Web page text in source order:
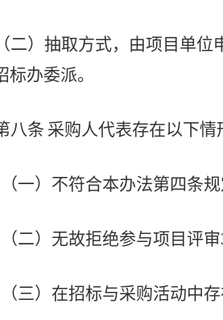
二）抽取方式，由项目单位
标办委派。
八条 采购人代表存在以下情
（一）不符合本办法第四条规
（二）无故拒绝参与项目评审
（三）在招标与采购活动中